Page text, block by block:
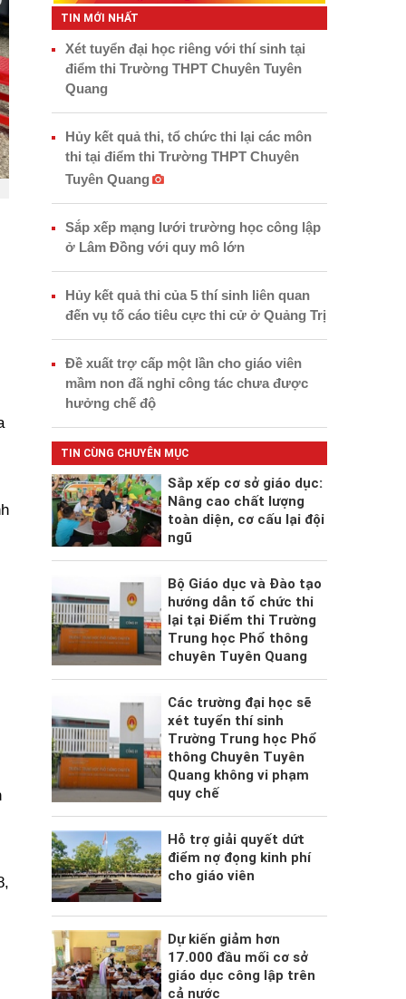
TIN MỚI NHẤT
Xét tuyển đại học riêng với thí sinh tại
điểm thi Trường THPT Chuyên Tuyên
Quang
Hủy kết quả thi, tổ chức thi lại các môn
thi tại điểm thi Trường THPT Chuyên
Tuyên Quang
Sắp xếp mạng lưới trường học công lập
ở Lâm Đồng với quy mô lớn
Hủy kết quả thi của 5 thí sinh liên quan
đến vụ tố cáo tiêu cực thi cử ở Quảng Trị
Đề xuất trợ cấp một lần cho giáo viên
mầm non đã nghỉ công tác chưa được
hưởng chế độ
TIN CÙNG CHUYÊN MỤC
Sắp xếp cơ sở giáo dục:
Nâng cao chất lượng
toàn diện, cơ cấu lại đội
ngũ
Bộ Giáo dục và Đào tạo
hướng dẫn tổ chức thi
lại tại Điểm thi Trường
Trung học Phổ thông
chuyên Tuyên Quang
Các trường đại học sẽ
xét tuyển thí sinh
Trường Trung học Phổ
thông Chuyên Tuyên
Quang không vi phạm
quy chế
Hỗ trợ giải quyết dứt
điểm nợ đọng kinh phí
cho giáo viên
Dự kiến giảm hơn
17.000 đầu mối cơ sở
giáo dục công lập trên
cả nước